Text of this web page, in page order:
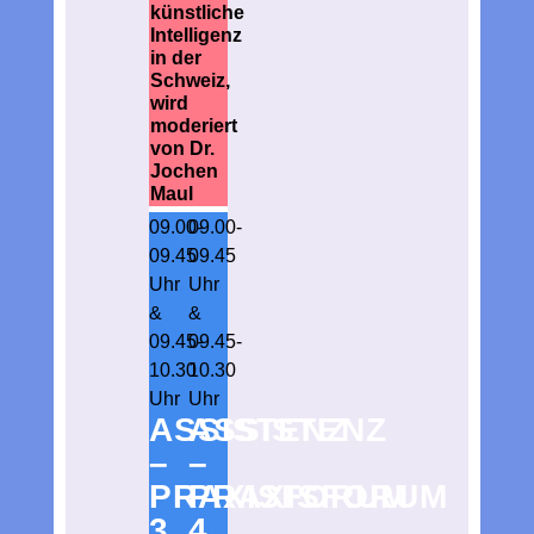
künstliche
Intelligenz
in der
Schweiz,
wird
moderiert
von Dr.
Jochen
Maul
09.00-
09.45
Uhr
&
09.45-
10.30
Uhr
ASSISTENZ
–
PRAXISFORUM
09.00-
09.45
Uhr
&
09.45-
10.30
Uhr
ASSISTENZ
–
PRAXISFORUM